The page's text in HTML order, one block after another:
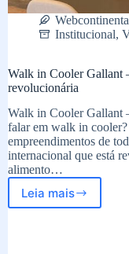
Institucional,
Walk in Cooler Gallant
revolucionária
Walk in Cooler Gallant
falar em walk in
empreendimentos de
internacional que está
alimento…
Leia mais
Walk